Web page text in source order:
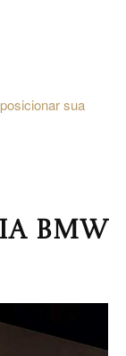
sua
BMW